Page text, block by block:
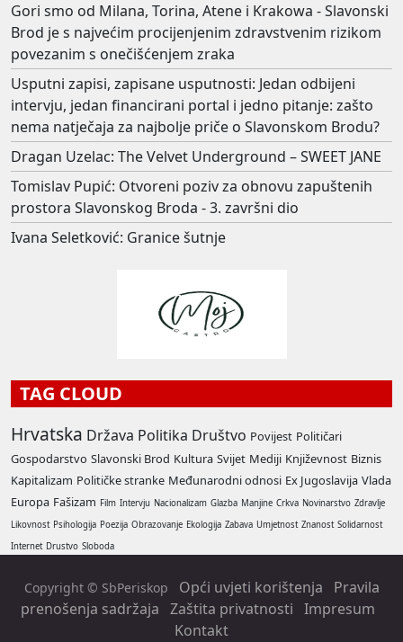
Gori smo od Milana, Torina, Atene i Krakowa - Slavonski
Brod je s najvećim procijenjenim zdravstvenim rizikom
povezanim s onečišćenjem zraka
Usputni zapisi, zapisane usputnosti: Jedan odbijeni
intervju, jedan financirani portal i jedno pitanje: zašto
nema natječaja za najbolje priče o Slavonskom Brodu?
Dragan Uzelac: The Velvet Underground – SWEET JANE
Tomislav Pupić: Otvoreni poziv za obnovu zapuštenih
prostora Slavonskog Broda - 3. završni dio
Ivana Seletković: Granice šutnje
TAG CLOUD
Hrvatska Država Politika Društvo Povijest Političari
Gospodarstvo Slavonski Brod Kultura Svijet Mediji Književnost Biznis
Kapitalizam Političke stranke Međunarodni odnosi Ex Jugoslavija Vlada
Europa Fašizam Film Intervju Nacionalizam Glazba Manjine Crkva Novinarstvo Zdravlje
Likovnost Psihologija Poezija Obrazovanje Ekologija Zabava Umjetnost Znanost Solidarnost
Internet Drustvo Sloboda
Copyright © SbPeriskop Opći uvjeti korištenja
Pravila
prenošenja sadržaja Zaštita privatnosti Impresum
Kontakt